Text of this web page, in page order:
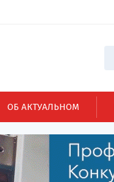
ОБ АКТУАЛЬНОМ